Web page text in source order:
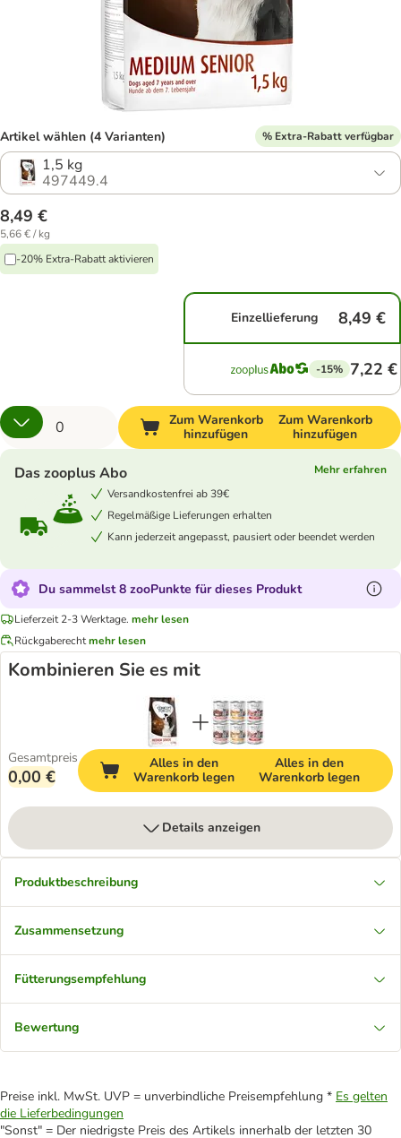
Artikel wählen (4 Varianten) % Extra-Rabatt verfügbar
1,5 kg
497449.4
8,49 €
5,66 € / kg
-20% Extra-Rabatt aktivieren
Einzellieferung 8,49 €
-15% 7,22 €
Zum Warenkorb
hinzufügen
Zum Warenkorb
hinzufügen
Das zooplus Abo
Mehr erfahren
Versandkostenfrei ab 39€
Regelmäßige Lieferungen erhalten
Kann jederzeit angepasst, pausiert oder beendet werden
Du sammelst 8 zooPunkte für dieses Produkt
Lieferzeit 2-3 Werktage. mehr lesen
Rückgaberechtmehr lesen
Kombinieren Sie es mit
Gesamtpreis
0,00 €
Alles in den
Warenkorb legen
Alles in den
Warenkorb legen
Details anzeigen
Produktbeschreibung
Zusammensetzung
Fütterungsempfehlung
Bewertung
Preise inkl. MwSt. UVP = unverbindliche Preisempfehlung * Es gelten
die Lieferbedingungen
"Sonst" = Der niedrigste Preis des Artikels innerhalb der letzten 30